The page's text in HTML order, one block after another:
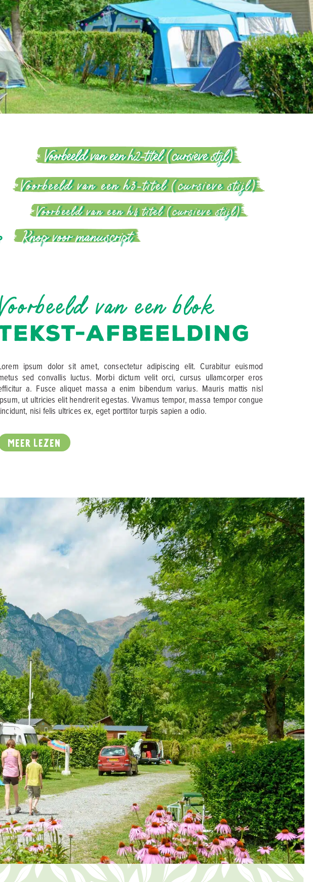
Voorbeeld van een h2-titel (cursieve stijl)
Voorbeeld van een h3-titel (cursieve stijl)
Voorbeeld van een h4 titel (cursieve stijl)
Knop voor manuscript
van een blok
AFBEELDING
ipsum dolor sit amet, consectetur adipiscing elit. Curabitur euismod
sed convallis luctus. Morbi dictum velit orci, cursus ullamcorper eros
a. Fusce aliquet massa a enim bibendum varius. Mauris mattis nisl
ut ultricies elit hendrerit egestas. Vivamus tempor, massa tempor congue
nisi felis ultrices ex, eget porttitor turpis sapien a odio.
MEER LEZEN
ONS NIEUWS INVOER ZONDER LINK